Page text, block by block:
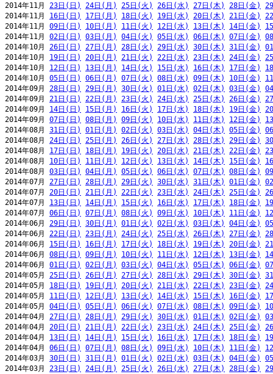
2014年11月 23日(日) 24日(月) 25日(火) 26日(水) 27日(木) 28日(金)
2014年11月 16日(日) 17日(月) 18日(火) 19日(水) 20日(木) 21日(金)
2014年11月 09日(日) 10日(月) 11日(火) 12日(水) 13日(木) 14日(金)
2014年11月 02日(日) 03日(月) 04日(火) 05日(水) 06日(木) 07日(金)
2014年10月 26日(日) 27日(月) 28日(火) 29日(水) 30日(木) 31日(金)
2014年10月 19日(日) 20日(月) 21日(火) 22日(水) 23日(木) 24日(金)
2014年10月 12日(日) 13日(月) 14日(火) 15日(水) 16日(木) 17日(金)
2014年10月 05日(日) 06日(月) 07日(火) 08日(水) 09日(木) 10日(金)
2014年09月 28日(日) 29日(月) 30日(火) 01日(水) 02日(木) 03日(金)
2014年09月 21日(日) 22日(月) 23日(火) 24日(水) 25日(木) 26日(金)
2014年09月 14日(日) 15日(月) 16日(火) 17日(水) 18日(木) 19日(金)
2014年09月 07日(日) 08日(月) 09日(火) 10日(水) 11日(木) 12日(金)
2014年08月 31日(日) 01日(月) 02日(火) 03日(水) 04日(木) 05日(金)
2014年08月 24日(日) 25日(月) 26日(火) 27日(水) 28日(木) 29日(金)
2014年08月 17日(日) 18日(月) 19日(火) 20日(水) 21日(木) 22日(金)
2014年08月 10日(日) 11日(月) 12日(火) 13日(水) 14日(木) 15日(金)
2014年08月 03日(日) 04日(月) 05日(火) 06日(水) 07日(木) 08日(金)
2014年07月 27日(日) 28日(月) 29日(火) 30日(水) 31日(木) 01日(金)
2014年07月 20日(日) 21日(月) 22日(火) 23日(水) 24日(木) 25日(金)
2014年07月 13日(日) 14日(月) 15日(火) 16日(水) 17日(木) 18日(金)
2014年07月 06日(日) 07日(月) 08日(火) 09日(水) 10日(木) 11日(金)
2014年06月 29日(日) 30日(月) 01日(火) 02日(水) 03日(木) 04日(金)
2014年06月 22日(日) 23日(月) 24日(火) 25日(水) 26日(木) 27日(金)
2014年06月 15日(日) 16日(月) 17日(火) 18日(水) 19日(木) 20日(金)
2014年06月 08日(日) 09日(月) 10日(火) 11日(水) 12日(木) 13日(金)
2014年06月 01日(日) 02日(月) 03日(火) 04日(水) 05日(木) 06日(金)
2014年05月 25日(日) 26日(月) 27日(火) 28日(水) 29日(木) 30日(金)
2014年05月 18日(日) 19日(月) 20日(火) 21日(水) 22日(木) 23日(金)
2014年05月 11日(日) 12日(月) 13日(火) 14日(水) 15日(木) 16日(金)
2014年05月 04日(日) 05日(月) 06日(火) 07日(水) 08日(木) 09日(金)
2014年04月 27日(日) 28日(月) 29日(火) 30日(水) 01日(木) 02日(金)
2014年04月 20日(日) 21日(月) 22日(火) 23日(水) 24日(木) 25日(金)
2014年04月 13日(日) 14日(月) 15日(火) 16日(水) 17日(木) 18日(金)
2014年04月 06日(日) 07日(月) 08日(火) 09日(水) 10日(木) 11日(金)
2014年03月 30日(日) 31日(月) 01日(火) 02日(水) 03日(木) 04日(金)
2014年03月 23日(日) 24日(月) 25日(火) 26日(水) 27日(木) 28日(金)